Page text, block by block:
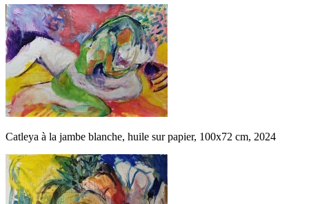
Catleya à la jambe blanche, huile sur papier, 100x72 cm, 2024